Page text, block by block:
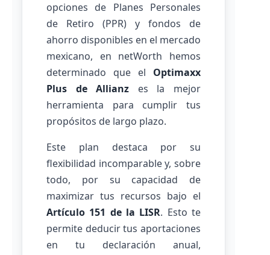
opciones de Planes Personales
de Retiro (PPR) y fondos de
ahorro disponibles en el mercado
mexicano, en netWorth hemos
determinado que el Optimaxx
Plus de Allianz es la mejor
herramienta para cumplir tus
propósitos de largo plazo.
Este plan destaca por su
flexibilidad incomparable y, sobre
todo, por su capacidad de
maximizar tus recursos bajo el
Artículo 151 de la LISR. Esto te
permite deducir tus aportaciones
en tu declaración anual,